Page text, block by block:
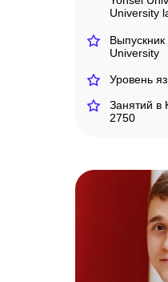
University
Уровень
Занятий в
2750
University